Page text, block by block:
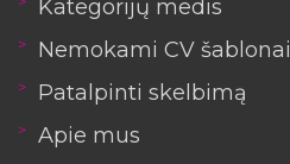
Kategorijų medis
Nemokami CV šablonai
Patalpinti skelbimą
Apie mus